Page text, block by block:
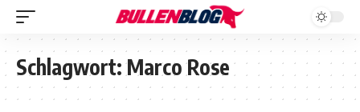
Schlagwort:Marco Rose